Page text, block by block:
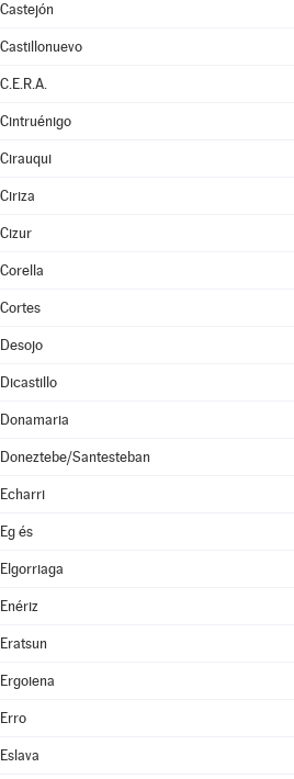
Castejón
Castillonuevo
C.E.R.A.
Cintruénigo
Cirauqui
Ciriza
Cizur
Corella
Cortes
Desojo
Dicastillo
Donamaria
Doneztebe/Santesteban
Echarri
Eg és
Elgorriaga
Enériz
Eratsun
Ergoiena
Erro
Eslava